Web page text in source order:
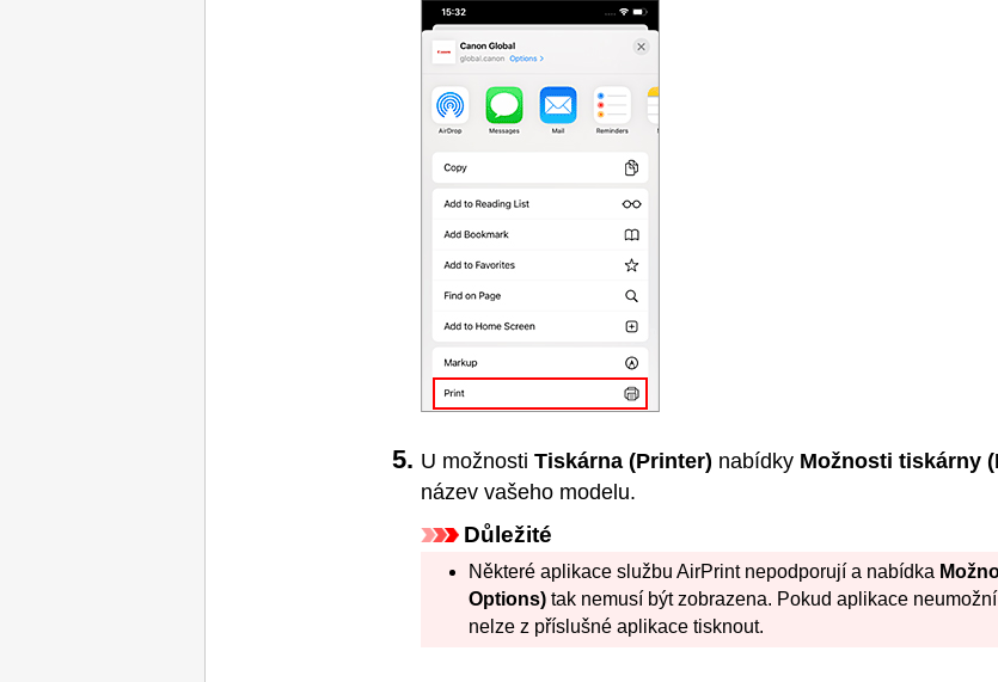
U možnosti Tiskárna (Printer) nabídky Možnosti tiskárny
název vašeho modelu.
Důležité
Některé aplikace službuAirPrintnepodporují a nabídka
Options) tak nemusí být zobrazena. Pokud aplikace
nelze z příslušné aplikace tisknout.